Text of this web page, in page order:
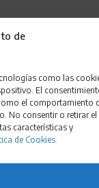
de
como las
El
el comportamiento
No consentir o retirar el
características y
de Cookies.